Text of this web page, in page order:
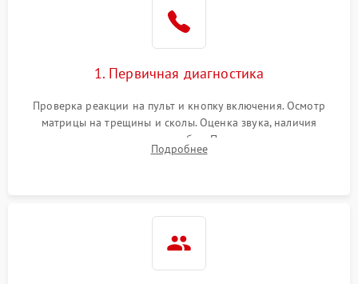
1. Первичная диагностика
Проверка реакции на пульт и кнопку включения. Осмотр
матрицы на трещины и сколы. Оценка звука, наличия
подсветки и индикаторов ошибок. Подключение тестовых
источников сигнала для выявления симптомов поломки.
Подробнее